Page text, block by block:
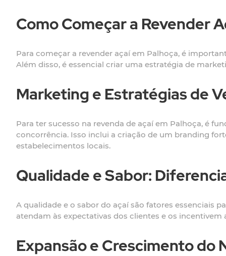
Como Começar a Revender
Para começar a revender açaí em Palhoça, é
Além disso, é essencial criar uma estratégia de
Marketing e Estratégias de
Para ter sucesso na revenda de açaí em Palhoça, é
concorrência. Isso inclui a criação de um branding
estabelecimentos locais.
Qualidade e Sabor:
A qualidade e o sabor do açaí são fatores essenciais
atendam às expectativas dos clientes e os incentivem
Expansão e Crescimento do